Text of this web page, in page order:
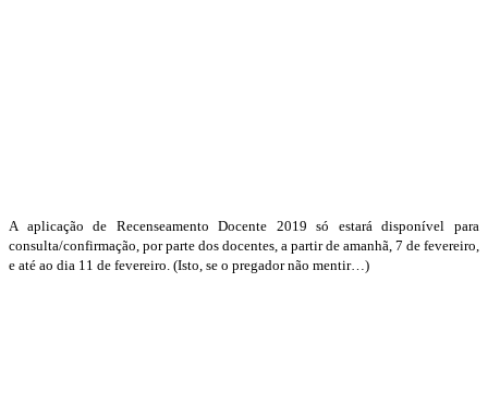
A aplicação de Recenseamento Docente 2019 só estará disponível para
consulta/confirmação, por parte dos docentes, a partir de amanhã, 7 de fevereiro,
e até ao dia 11 de fevereiro. (Isto, se o pregador não mentir…)